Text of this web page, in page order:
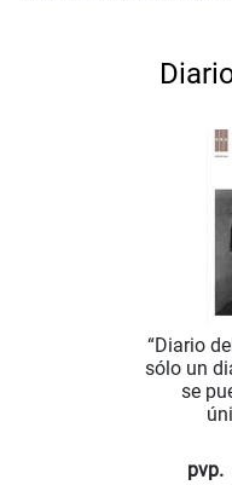
“Diario
sólo un
se
pvp.